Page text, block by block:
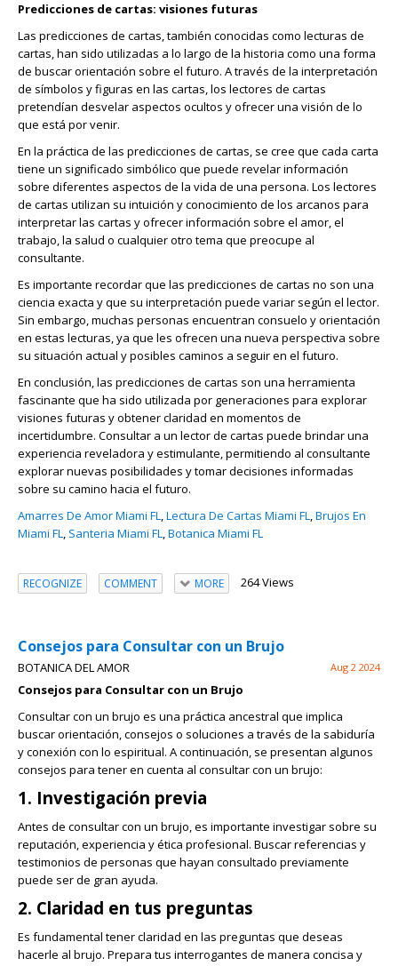
Predicciones de cartas: visiones futuras
Las predicciones de cartas, también conocidas como lecturas de
cartas, han sido utilizadas a lo largo de la historia como una forma
de buscar orientación sobre el futuro. A través de la interpretación
de símbolos y figuras en las cartas, los lectores de cartas
pretendían desvelar aspectos ocultos y ofrecer una visión de lo
que está por venir.
En la práctica de las predicciones de cartas, se cree que cada carta
tiene un significado simbólico que puede revelar información
sobre diferentes aspectos de la vida de una persona. Los lectores
de cartas utilizan su intuición y conocimiento de los arcanos para
interpretar las cartas y ofrecer información sobre el amor, el
trabajo, la salud o cualquier otro tema que preocupe al
consultante.
Es importante recordar que las predicciones de cartas no son una
ciencia exacta y que su interpretación puede variar según el lector.
Sin embargo, muchas personas encuentran consuelo y orientación
en estas lecturas, ya que les ofrecen una nueva perspectiva sobre
su situación actual y posibles caminos a seguir en el futuro.
En conclusión, las predicciones de cartas son una herramienta
fascinante que ha sido utilizada por generaciones para explorar
visiones futuras y obtener claridad en momentos de
incertidumbre. Consultar a un lector de cartas puede brindar una
experiencia reveladora y estimulante, permitiendo al consultante
explorar nuevas posibilidades y tomar decisiones informadas
sobre su camino hacia el futuro.
Amarres De Amor Miami FL,Lectura De Cartas Miami FL,Brujos En
Miami FL, Santeria Miami FL,Botanica Miami FL
RECOGNIZE COMMENT MORE 264 Views
Consejos para Consultar con un Brujo
BOTANICA DEL AMOR Aug 2 2024
Consejos para Consultar con un Brujo
Consultar con un brujo es una práctica ancestral que implica
buscar orientación, consejos o soluciones a través de la sabiduría
y conexión con lo espiritual. A continuación, se presentan algunos
consejos para tener en cuenta al consultar con un brujo:
1. Investigación previa
Antes de consultar con un brujo, es importante investigar sobre su
reputación, experiencia y ética profesional. Buscar referencias y
testimonios de personas que hayan consultado previamente
puede ser de gran ayuda.
2. Claridad en tus preguntas
Es fundamental tener claridad en las preguntas que deseas
hacerle al brujo. Prepara tus interrogantes de manera concisa y